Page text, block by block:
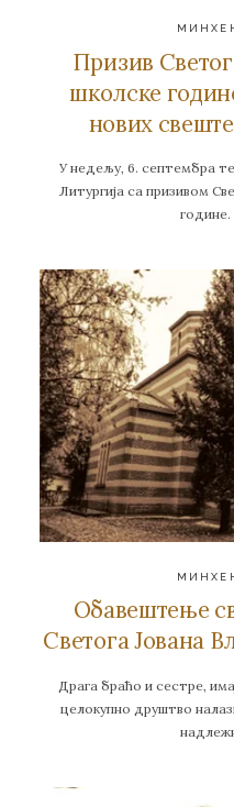
Призив
школске
нових
У недељу, 6. септембра
Литургија са призивом
Обавештење
Светога Јована
Драга браћо и сестре,
целокупно друштво